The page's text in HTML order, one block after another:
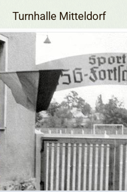
Inhalt
springen
Turnhalle Mitteldorf